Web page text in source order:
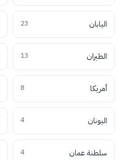
اليابان 23
الطيران 13
أمريكا 8
اليونان 4
سلطنة عمان 4